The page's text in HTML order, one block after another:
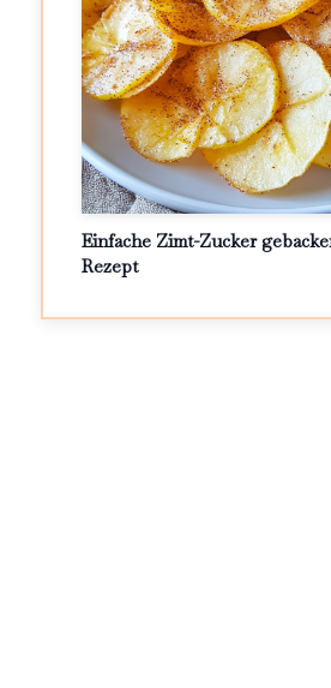
Einfache Zimt-Zucker
Rezept